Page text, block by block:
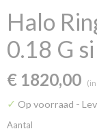
Halo
0.18 G
€ 1820,00
✓ Op voorraad -
Aantal